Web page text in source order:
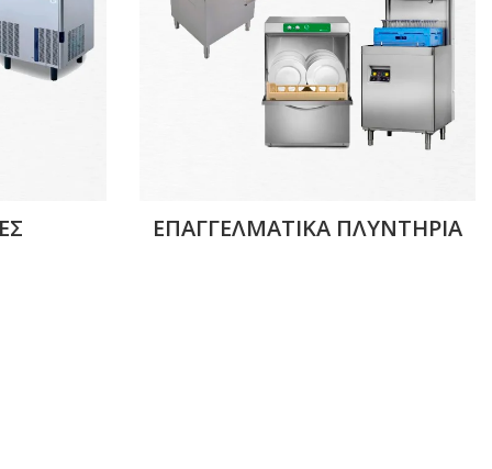
ΕΠΑΓΓΕΛΜΑΤΙΚΆ ΠΛΥΝΤΉΡΙΑ